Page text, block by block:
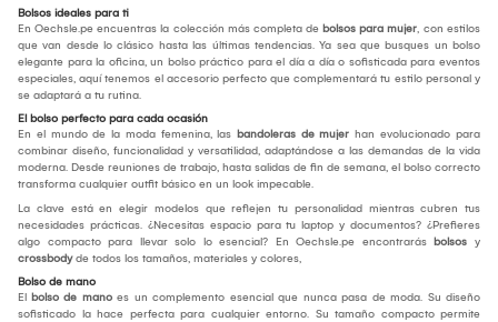
Bolsos ideales para ti
En Oechsle.pe encuentras la colección más completa de bolsos para mujer, con estilos
que van desde lo clásico hasta las últimas tendencias. Ya sea que busques un bolso
elegante para la oficina, un bolso práctico para el día a día o sofisticada para eventos
especiales, aquí tenemos el accesorio perfecto que complementará tu estilo personal y
se adaptará a tu rutina.
El bolso perfecto para cada ocasión
En el mundo de la moda femenina, las bandoleras de mujer han evolucionado para
combinar diseño, funcionalidad y versatilidad, adaptándose a las demandas de la vida
moderna. Desde reuniones de trabajo, hasta salidas de fin de semana, el bolso correcto
transforma cualquier outfit básico en un look impecable.
La clave está en elegir modelos que reflejen tu personalidad mientras cubren tus
necesidades prácticas. ¿Necesitas espacio para tu laptop y documentos? ¿Prefieres
algo compacto para llevar solo lo esencial? En Oechsle.pe encontrarás bolsos y
crossbodyde todos los tamaños, materiales y colores,
Bolso de mano
El bolso de mano es un complemento esencial que nunca pasa de moda. Su diseño
sofisticado la hace perfecta para cualquier entorno. Su tamaño compacto permite